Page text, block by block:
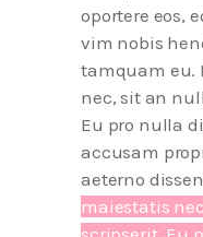
oportere eos,
vim nobis
tamquam eu.
nec, sit an
Eu pro nulla
accusam
aeterno
maiestatis